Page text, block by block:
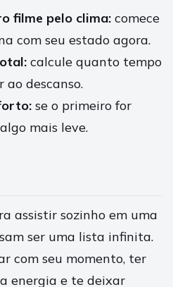
filme pelo clima: comece
com seu estado agora.
calcule quanto tempo
ao descanso.
se o primeiro for
mais leve.
assistir sozinho em uma
ser uma lista infinita.
com seu momento, ter
energia e te deixar